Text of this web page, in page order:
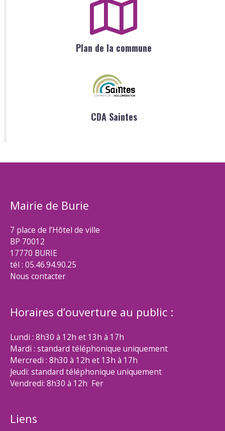
Plan de la commune
CDA Saintes
Mairie de Burie
7 place de l’Hôtel de ville
BP 70012
17770 BURIE
tél : 05.46.94.90.25
Nous contacter
Horaires d’ouverture au public :
Lundi : 8h30 à 12h et 13h à 17h
Mardi : standard téléphonique uniquement
Mercredi : 8h30 à 12h et 13h à 17h
Jeudi: standard téléphonique uniquement
Vendredi: 8h30 à 12h Fer
Liens